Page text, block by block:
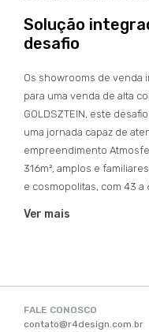
Solução
desafio
Os showrooms de venda
para uma venda de alta
GOLDSZTEIN, este
uma jornada capaz de
empreendimento
316m², amplos e
e cosmopolitas, com 43 a
Ver mais
FALE CONOSCO
contato@r4design.com.br